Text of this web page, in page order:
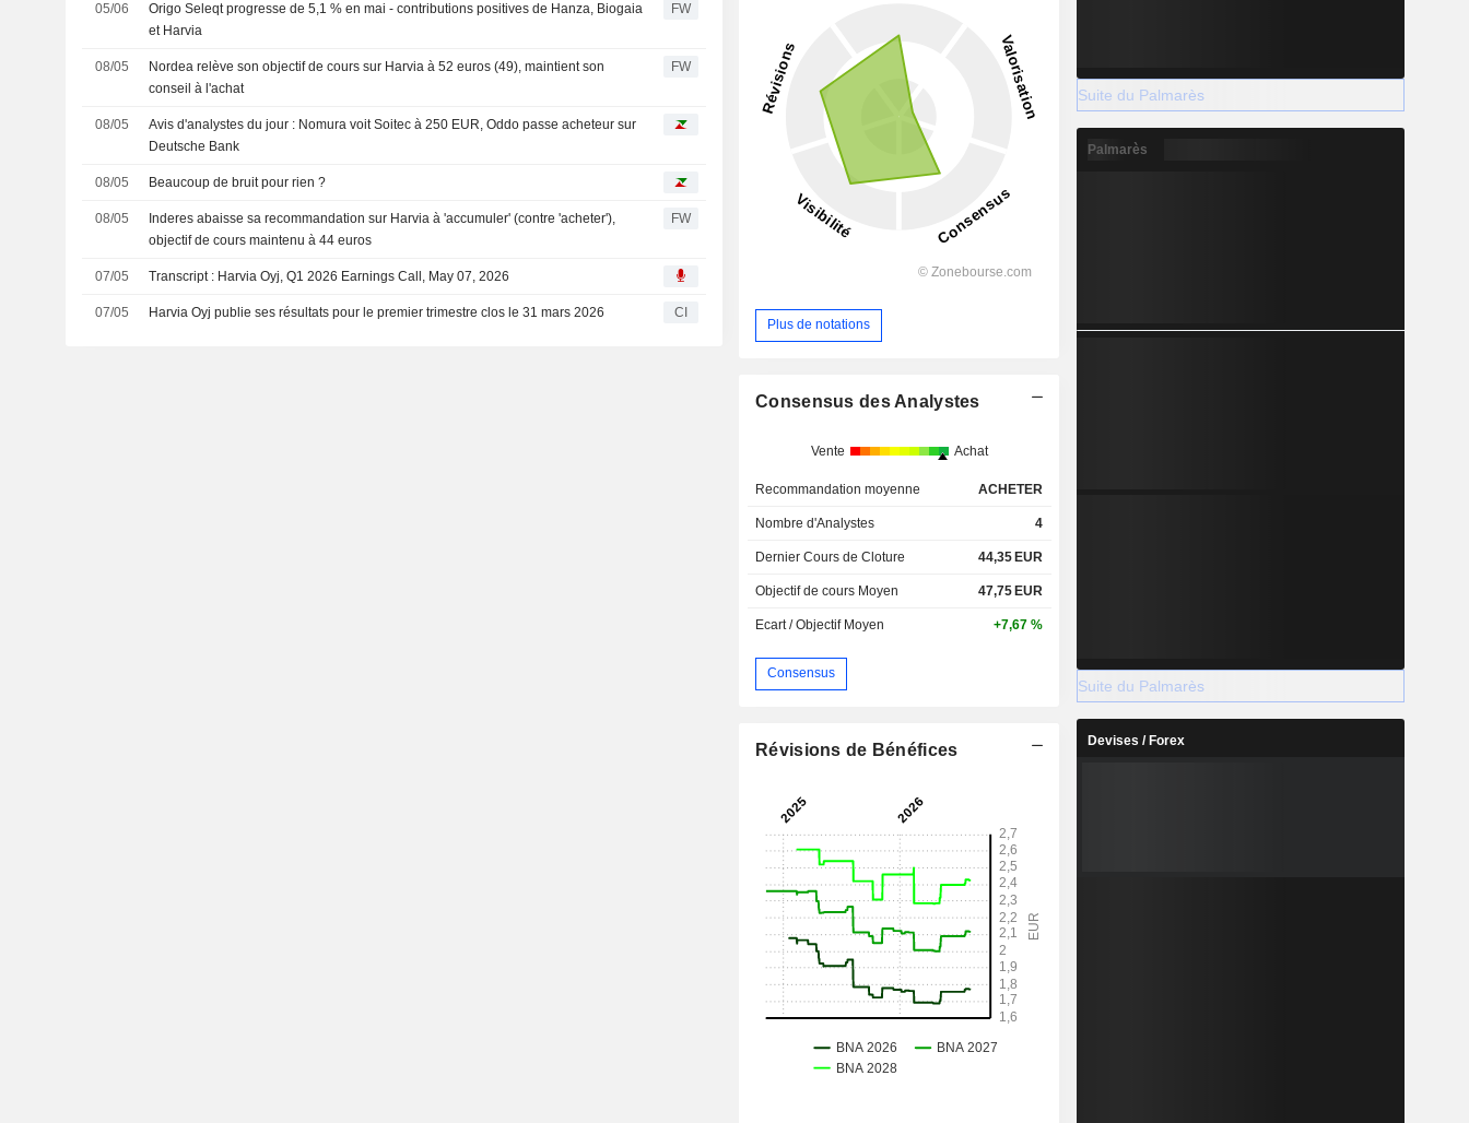
05/06
Origo Seleqt progresse de 5,1 % en mai - contributions positives de Hanza, Biogaia
et Harvia
FW
08/05
Nordea relève son objectif de cours sur Harvia à 52 euros (49), maintient son
conseil à l'achat
FW
08/05
Avis d'analystes du jour : Nomura voit Soitec à 250 EUR, Oddo passe acheteur sur
Deutsche Bank
08/05 Beaucoup de bruit pour rien ?
08/05
Inderes abaisse sa recommandation sur Harvia à 'accumuler' (contre 'acheter'),
objectif de cours maintenu à 44 euros
FW
07/05 Transcript : Harvia Oyj, Q1 2026 Earnings Call, May 07, 2026
07/05 Harvia Oyj publie ses résultats pour le premier trimestre clos le 31 mars 2026 CI
Plus de notations
Consensus des Analystes
Vente Achat
Recommandation moyenne ACHETER
Nombre d'Analystes 4
Dernier Cours de Cloture 44,35EUR
Objectif de cours Moyen 47,75EUR
Ecart / Objectif Moyen +7,67 %
Consensus
Révisions de Bénéfices
Suite du Palmarès
Palmarès
Suite du Palmarès
Devises / Forex